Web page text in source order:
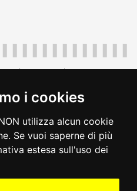
i cookies
utilizza alcun cookie
Se vuoi saperne di più
estesa sull'uso dei
Friuli Venezia Giulia
1 Trieste
trasparente
di accessibilità feedback